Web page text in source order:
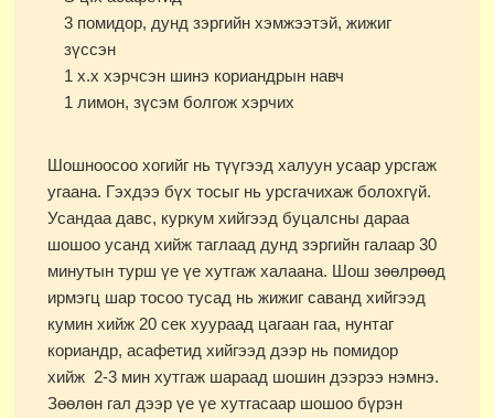
3 помидор, дунд зэргийн хэмжээтэй, жижиг
зүссэн
1 х.х хэрчсэн шинэ кориандрын навч
1 лимон, зүсэм болгож хэрчих
Шошноосоо хогийг нь түүгээд халуун усаар урсгаж
угаана. Гэхдээ бүх тосыг нь урсгачихаж болохгүй.
Усандаа давс, куркум хийгээд буцалсны дараа
шошоо усанд хийж таглаад дунд зэргийн галаар 30
минутын турш үе үе хутгаж халаана. Шош зөөлрөөд
ирмэгц шар тосоо тусад нь жижиг саванд хийгээд
кумин хийж 20 сек хуураад цагаан гаа, нунтаг
кориандр, асафетид хийгээд дээр нь помидор
хийж 2-3 мин хутгаж шараад шошин дээрээ нэмнэ.
Зөөлөн гал дээр үе үе хутгасаар шошоо бүрэн